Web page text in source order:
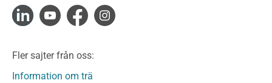
Konstruktionsvirke Fingerskarvat Obehandlat
Limträ
Fanerträ
Fanerträ Obehandlat
Fler sajter från oss:
Information om trä